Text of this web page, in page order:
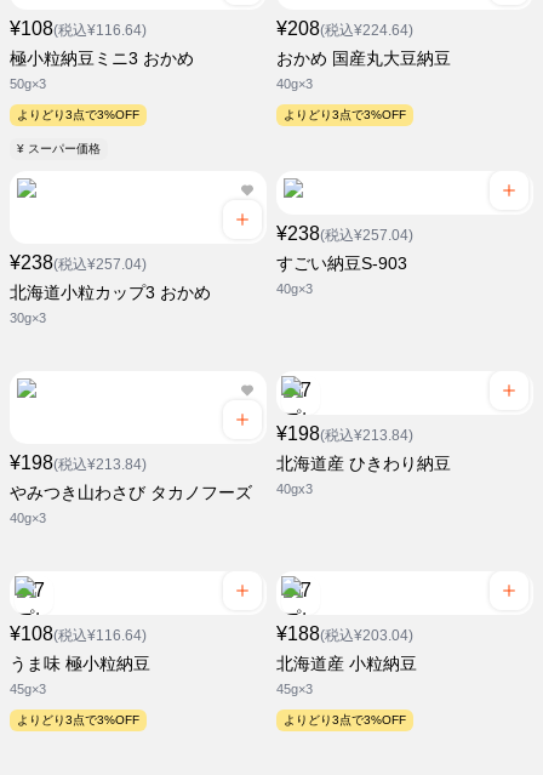
¥108(税込¥116.64)
極小粒納豆ミニ3 おかめ
50g×3
よりどり3点で3%OFF
¥ スーパー価格
¥208(税込¥224.64)
おかめ 国産丸大豆納豆
40g×3
よりどり3点で3%OFF
¥238(税込¥257.04)
北海道小粒カップ3 おかめ
30g×3
¥238(税込¥257.04)
すごい納豆S-903
40g×3
¥198(税込¥213.84)
やみつき山わさび タカノフーズ
40g×3
¥198(税込¥213.84)
北海道産 ひきわり納豆
40gx3
¥108(税込¥116.64)
うま味 極小粒納豆
45g×3
よりどり3点で3%OFF
¥188(税込¥203.04)
北海道産 小粒納豆
45g×3
よりどり3点で3%OFF